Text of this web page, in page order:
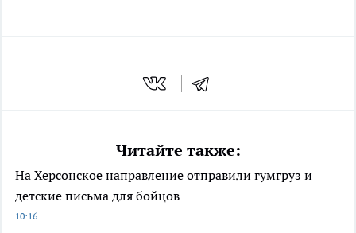
Читайте также:
На Херсонское направление отправили гумгруз и
детские письма для бойцов
10:16